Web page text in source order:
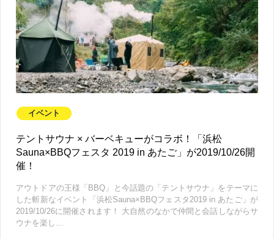
イベント
テントサウナ × バーベキューがコラボ！「浜松
Sauna×BBQフェスタ 2019 in あたご」が2019/10/26開
催！
アウトドアの王様「BBQ」と今話題の「テントサウナ」をテーマに
した斬新なイベント「浜松Sauna×BBQフェスタ2019 in あたご」が
2019/10/26に開催されます！ 大自然のなかで仲間と会話しながらサ
ウナを楽し…